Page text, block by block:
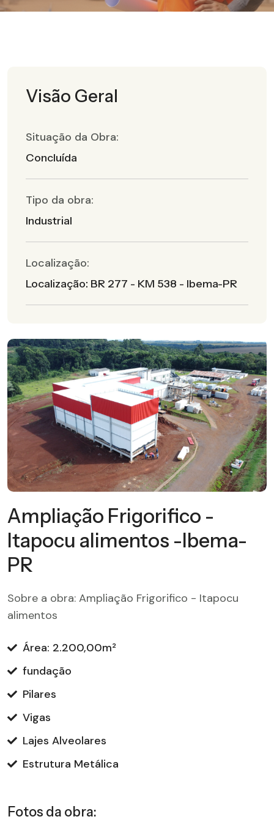
Visão Geral
Situação da Obra:
Concluída
Tipo da obra:
Industrial
Localização:
Localização: BR 277 - KM 538 - Ibema-PR
Ampliação Frigorifico -
Itapocu alimentos -Ibema-
PR
Sobre a obra: Ampliação Frigorifico - Itapocu
alimentos
Área: 2.200,00m²
fundação
Pilares
Vigas
Lajes Alveolares
Estrutura Metálica
Fotos da obra: